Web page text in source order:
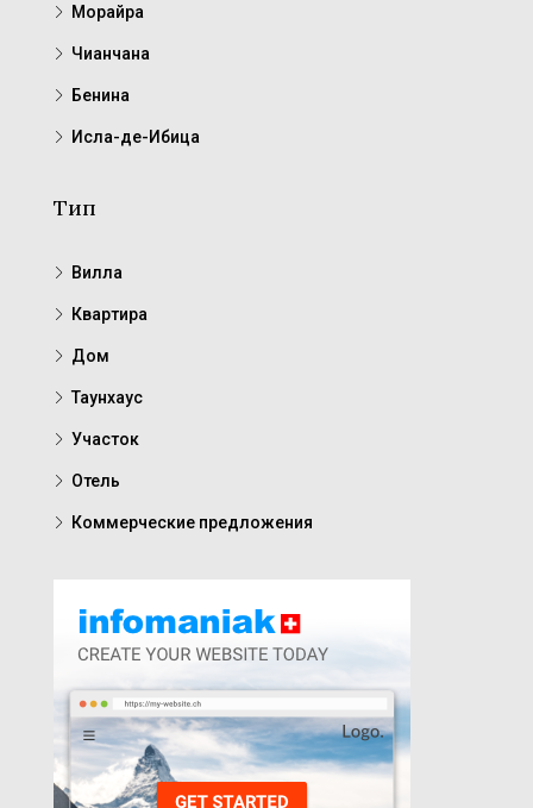
Морайра
Чианчана
Бенина
Исла-де-Ибица
Тип
Вилла
Квартира
Дом
Таунхаус
Участок
Отель
Коммерческие предложения